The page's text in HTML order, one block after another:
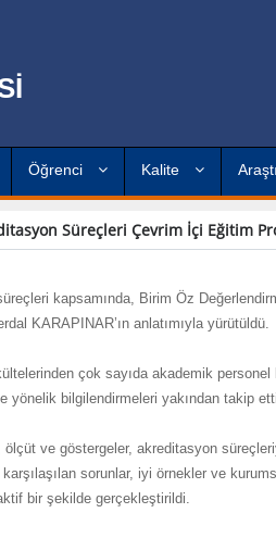
Öğrenci Kalite
Süreçleri Çevrim İçi Eğitim
kapsamında, Birim Öz
KARAPINAR’ın anlatımıyla yürütüldü.
çok sayıda akademik
yönelik bilgilendirmeleri yakından takip
ölçüt ve göstergeler, akreditasyon
sorunlar, iyi örnekler ve
bir şekilde gerçekleştirildi.